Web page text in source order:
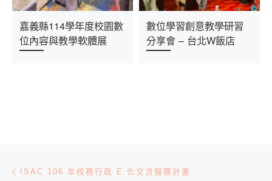
嘉義縣114學年度校園數
位內容與教學軟體展
數位學習創意教學研習
分享會 – 台北W飯店
文章導航
ISAC 106 年校務行政 E 化交流服務計畫